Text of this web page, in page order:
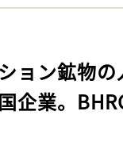
ョン鉱物
企業。